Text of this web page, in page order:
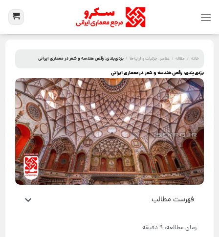
خانه / مقاله / عناصر، جزئیات و آرایه‌ها / یزدی‌بندی: رقص هندسه و شعر در معماری ایرانی
یزدی‌بندی: رقص هندسه و شعر در معماری ایرانی
فهرست مطالب